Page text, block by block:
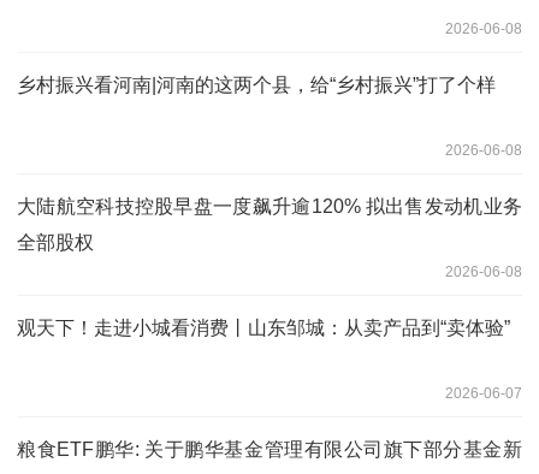
2026-06-08
乡村振兴看河南|河南的这两个县，给“乡村振兴”打了个样
2026-06-08
大陆航空科技控股早盘一度飙升逾120% 拟出售发动机业务
全部股权
2026-06-08
观天下！走进小城看消费丨山东邹城：从卖产品到“卖体验”
2026-06-07
粮食ETF鹏华: 关于鹏华基金管理有限公司旗下部分基金新